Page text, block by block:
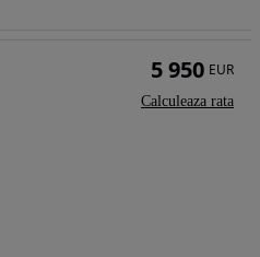
5 950 EUR
Calculeaza rata